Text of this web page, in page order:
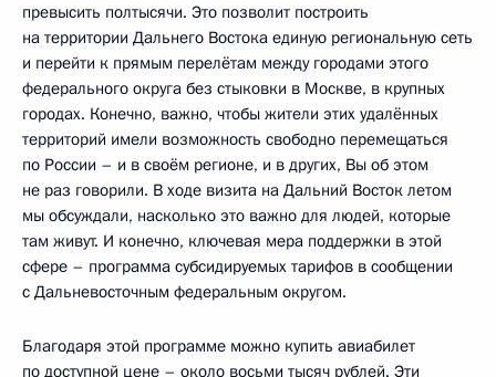
превысить полтысячи. Это позволит построить
на территории Дальнего Востока единую региональную сеть
и перейти к прямым перелётам между городами этого
федерального округа без стыковки в Москве, в крупных
городах. Конечно, важно, чтобы жители этих удалённых
территорий имели возможность свободно перемещаться
по России – и в своём регионе, и в других, Вы об этом
не раз говорили. В ходе визита на Дальний Восток летом
мы обсуждали, насколько это важно для людей, которые
там живут. И конечно, ключевая мера поддержки в этой
сфере – программа субсидируемых тарифов в сообщении
с Дальневосточным федеральным округом.
Благодаря этой программе можно купить авиабилет
по доступной цене – около восьми тысяч рублей. Эти